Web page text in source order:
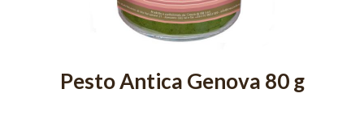
Pesto Antica Genova 80 g